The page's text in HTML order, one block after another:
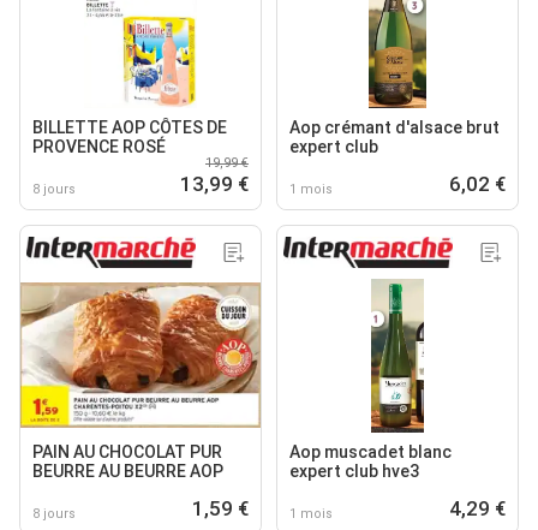
BILLETTE AOP CÔTES DE
PROVENCE ROSÉ
8 jours
19,99 €
13,99 €
Aop crémant d'alsace brut
expert club
1 mois 6,02 €
PAIN AU CHOCOLAT PUR
BEURRE AU BEURRE AOP
8 jours 1,59 €
Aop muscadet blanc
expert club hve3
1 mois 4,29 €